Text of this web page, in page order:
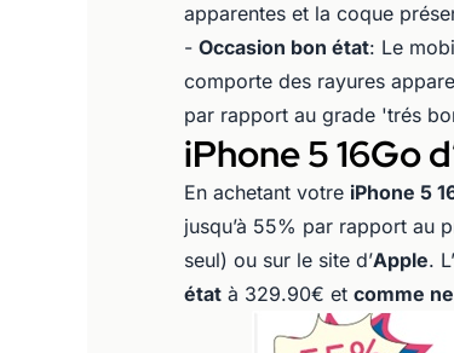
apparentes et la coque
- Occasion bon état: Le
comporte des rayures
par rapport au grade 'trés
iPhone 5 16Go
En achetant votre iPhone 5
jusqu’à 55% par rapport au
seul) ou sur le site d’Apple.
état à 329.90€ et comme